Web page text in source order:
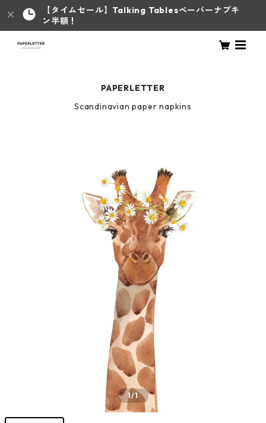
【タイムセール】Talking Tablesペーパーナプキ
ン半額！
PAPERLETTER
Scandinavian paper napkins
1/1